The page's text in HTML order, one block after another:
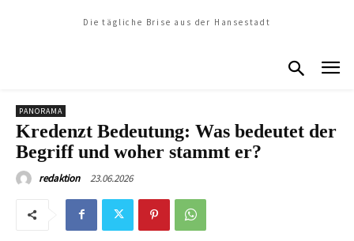
Die tägliche Brise aus der Hansestadt
PANORAMA
Kredenzt Bedeutung: Was bedeutet der
Begriff und woher stammt er?
redaktion 23.06.2026